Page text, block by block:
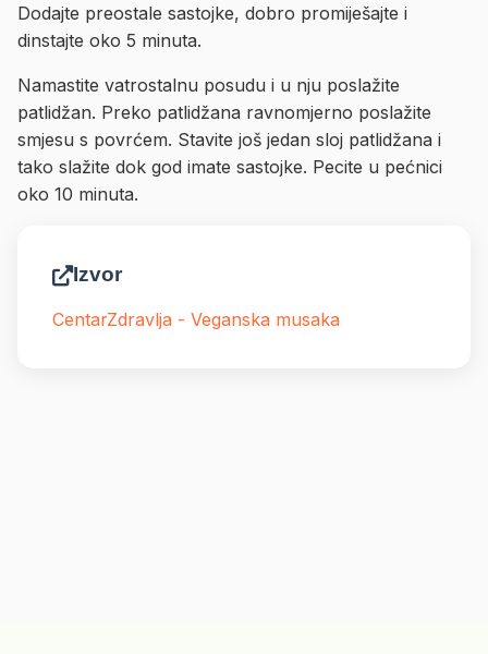
Dodajte preostale sastojke, dobro promiješajte i
dinstajte oko 5 minuta.
Namastite vatrostalnu posudu i u nju poslažite
patlidžan. Preko patlidžana ravnomjerno poslažite
smjesu s povrćem. Stavite još jedan sloj patlidžana i
tako slažite dok god imate sastojke. Pecite u pećnici
oko 10 minuta.
Izvor
CentarZdravlja - Veganska musaka